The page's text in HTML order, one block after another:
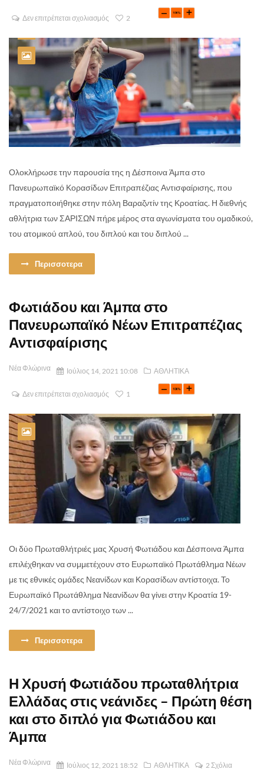
Δεν επιτρέπεται σχολιασμός 2
Ολοκλήρωσε την παρουσία της η Δέσποινα Άμπα στο
Πανευρωπαϊκό Κορασίδων Επιτραπέζιας Αντισφαίρισης, που
πραγματοποιήθηκε στην πόλη Βαραζντίν της Κροατίας. Η διεθνής
αθλήτρια των ΣΑΡΙΣΩΝ πήρε μέρος στα αγωνίσματα του ομαδικού,
του ατομικού απλού, του διπλού και του διπλού ...
Περισσοτερα
Φωτιάδου και Άμπα στο
Πανευρωπαϊκό Νέων Επιτραπέζιας
Αντισφαίρισης
Νέα Φλώρινα Ιούλιος 14, 2021 10:08 ΑΘΛΗΤΙΚΑ
Δεν επιτρέπεται σχολιασμός 1
Οι δύο Πρωταθλήτριές μας Χρυσή Φωτιάδου και Δέσποινα Άμπα
επιλέχθηκαν να συμμετέχουν στο Ευρωπαϊκό Πρωτάθλημα Νέων
με τις εθνικές ομάδες Νεανίδων και Κορασίδων αντίστοιχα. Το
Ευρωπαϊκό Πρωτάθλημα Νεανίδων θα γίνει στην Κροατία 19-
24/7/2021 και το αντίστοιχο των ...
Περισσοτερα
Η Χρυσή Φωτιάδου πρωταθλήτρια
Ελλάδας στις νεάνιδες – Πρώτη θέση
και στο διπλό για Φωτιάδου και
Άμπα
Νέα Φλώρινα Ιούλιος 12, 2021 18:52 ΑΘΛΗΤΙΚΑ 2 Σχόλια